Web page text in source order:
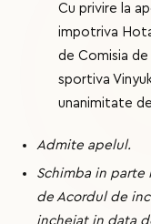
Cu privire la
impotriva
de Comisia
sportiva
unanimitate
Admite apelul.
Schimba in parte
de Acordul de
incheiat in data